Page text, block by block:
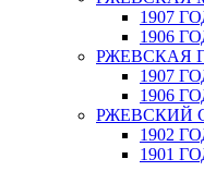
1907
1906
РЖЕВСКАЯ
1907
1906
РЖЕВСКИЙ
1902
1901